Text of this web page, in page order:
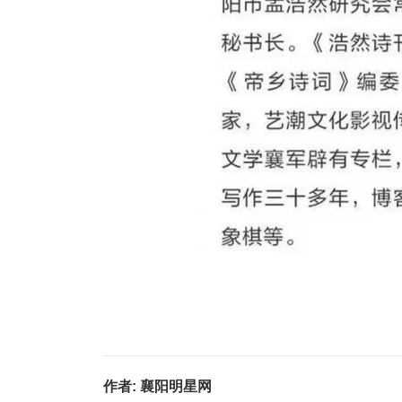
作者: 襄阳明星网